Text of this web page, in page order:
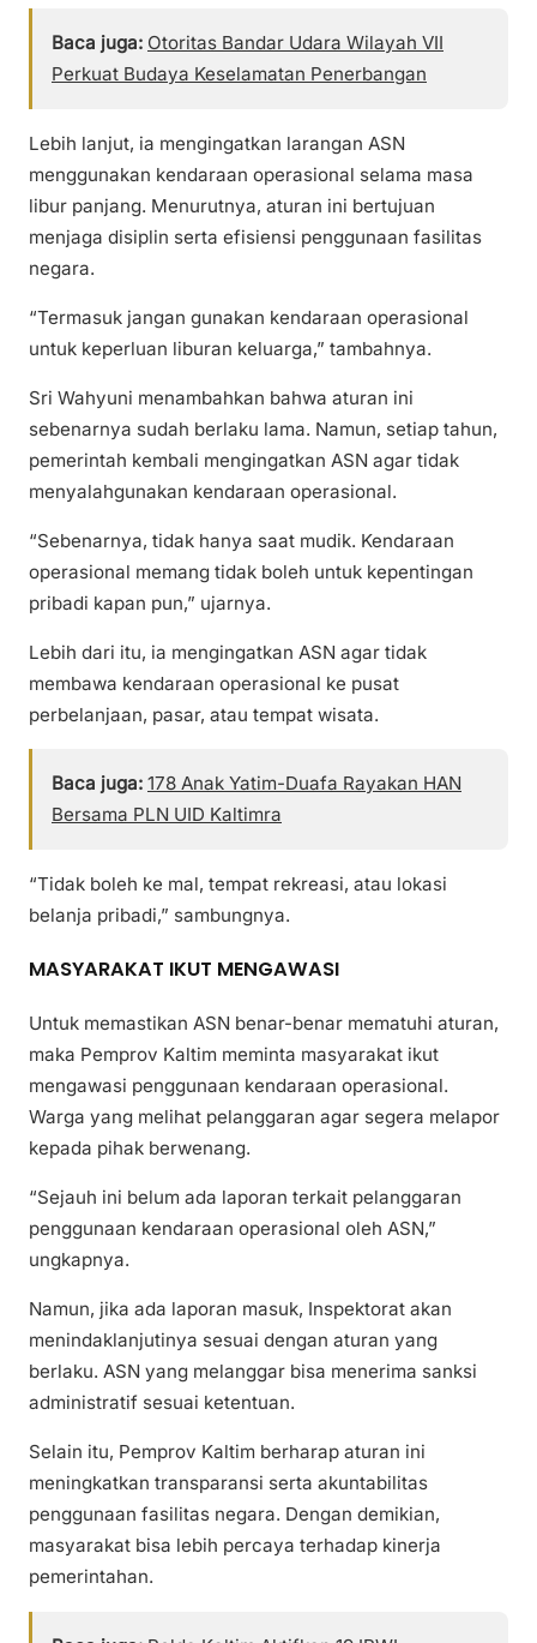
Baca juga: Otoritas Bandar Udara Wilayah VII
Perkuat Budaya Keselamatan Penerbangan
Lebih lanjut, ia mengingatkan larangan ASN
menggunakan kendaraan operasional selama masa
libur panjang. Menurutnya, aturan ini bertujuan
menjaga disiplin serta efisiensi penggunaan fasilitas
negara.
“Termasuk jangan gunakan kendaraan operasional
untuk keperluan liburan keluarga,” tambahnya.
Sri Wahyuni menambahkan bahwa aturan ini
sebenarnya sudah berlaku lama. Namun, setiap tahun,
pemerintah kembali mengingatkan ASN agar tidak
menyalahgunakan kendaraan operasional.
“Sebenarnya, tidak hanya saat mudik. Kendaraan
operasional memang tidak boleh untuk kepentingan
pribadi kapan pun,” ujarnya.
Lebih dari itu, ia mengingatkan ASN agar tidak
membawa kendaraan operasional ke pusat
perbelanjaan, pasar, atau tempat wisata.
Baca juga: 178 Anak Yatim-Duafa Rayakan HAN
Bersama PLN UID Kaltimra
“Tidak boleh ke mal, tempat rekreasi, atau lokasi
belanja pribadi,” sambungnya.
MASYARAKAT IKUT MENGAWASI
Untuk memastikan ASN benar-benar mematuhi aturan,
maka Pemprov Kaltim meminta masyarakat ikut
mengawasi penggunaan kendaraan operasional.
Warga yang melihat pelanggaran agar segera melapor
kepada pihak berwenang.
“Sejauh ini belum ada laporan terkait pelanggaran
penggunaan kendaraan operasional oleh ASN,”
ungkapnya.
Namun, jika ada laporan masuk, Inspektorat akan
menindaklanjutinya sesuai dengan aturan yang
berlaku. ASN yang melanggar bisa menerima sanksi
administratif sesuai ketentuan.
Selain itu, Pemprov Kaltim berharap aturan ini
meningkatkan transparansi serta akuntabilitas
penggunaan fasilitas negara. Dengan demikian,
masyarakat bisa lebih percaya terhadap kinerja
pemerintahan.